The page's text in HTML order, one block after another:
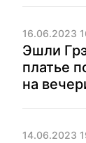
16.06.2023
Эшли
платье
на
14.06.2023